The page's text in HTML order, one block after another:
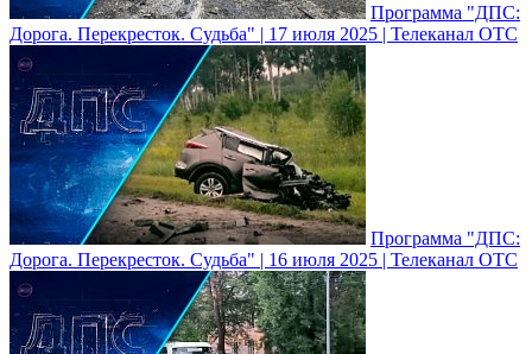
Программа "ДПС:
Дорога. Перекресток. Судьба" | 17 июля 2025 | Телеканал ОТС
Программа "ДПС:
Дорога. Перекресток. Судьба" | 16 июля 2025 | Телеканал ОТС